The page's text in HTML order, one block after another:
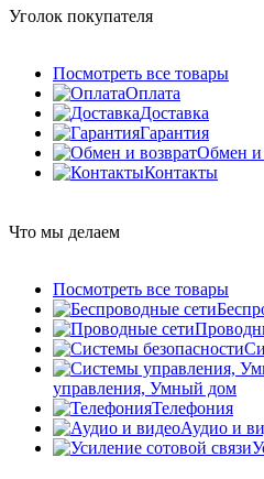
Уголок покупателя
Посмотреть все товары
Оплата
Доставка
Гарантия
Обмен и
Контакты
Что мы делаем
Посмотреть все товары
управления, Умный дом
Телефония
Аудио и